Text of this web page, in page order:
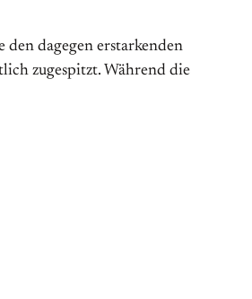
den dagegen erstarkenden
zugespitzt. Während die